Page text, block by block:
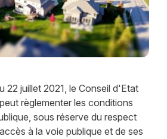
22 juillet 2021, le Conseil d'Etat
règlementer les conditions
sous réserve du respect
à la voie publique et de ses